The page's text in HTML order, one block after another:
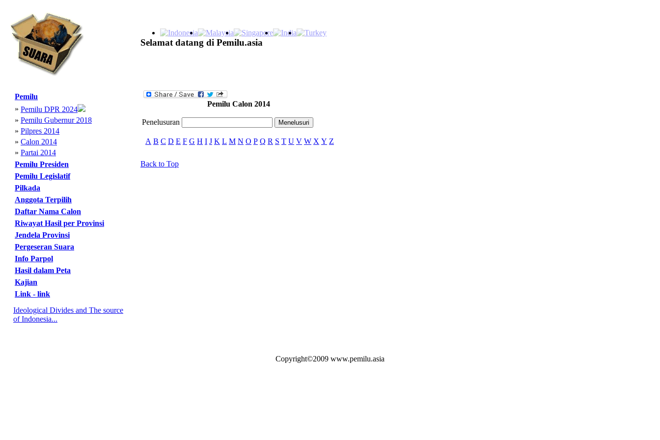
Selamat datang di Pemilu.asia
Pemilu
» Pemilu DPR 2024
» Pemilu Gubernur 2018
» Pilpres 2014
» Calon 2014
» Partai 2014
Pemilu Presiden
Pemilu Legislatif
Pilkada
Anggota Terpilih
Daftar Nama Calon
Riwayat Hasil per Provinsi
Jendela Provinsi
Pergeseran Suara
Info Parpol
Hasil dalam Peta
Kajian
Link - link
Ideological Divides and The source
of Indonesia...
Pemilu Calon 2014
Penelusuran
A B C D E F G H I J K L M N O P Q R S T U V W X Y Z
Back to Top
Copyright©2009 www.pemilu.asia